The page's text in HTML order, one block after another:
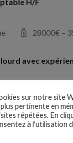
H/F
28000€ –
avec
RD910
€
sur notre site
pertinente en
répétées. En
à l'utilisation